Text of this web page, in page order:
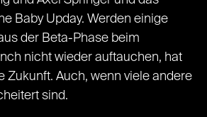
Baby Upday. Werden einige
der Beta-Phase beim
nicht wieder auftauchen, hat
Zukunft. Auch, wenn viele andere
sind.